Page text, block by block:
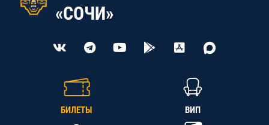
«СОЧИ»
БИЛЕТЫ ВИП